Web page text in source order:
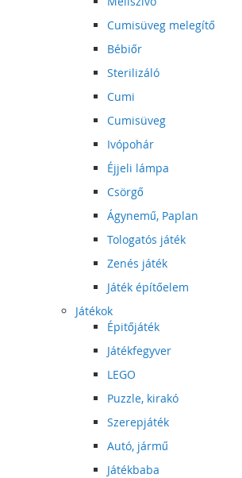
Cumisüveg melegítő
Bébiőr
Sterilizáló
Cumi
Cumisüveg
Ivópohár
Éjjeli lámpa
Csörgő
Ágynemű, Paplan
Tologatós játék
Zenés játék
Játék építőelem
Játékok
Épitőjáték
Játékfegyver
LEGO
Puzzle, kirakó
Szerepjáték
Autó, jármű
Játékbaba